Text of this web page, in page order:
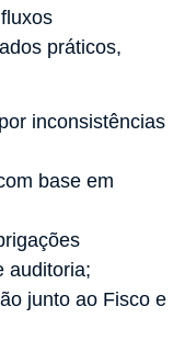
práticos,
inconsistências
base em
auditoria;
junto ao Fisco e